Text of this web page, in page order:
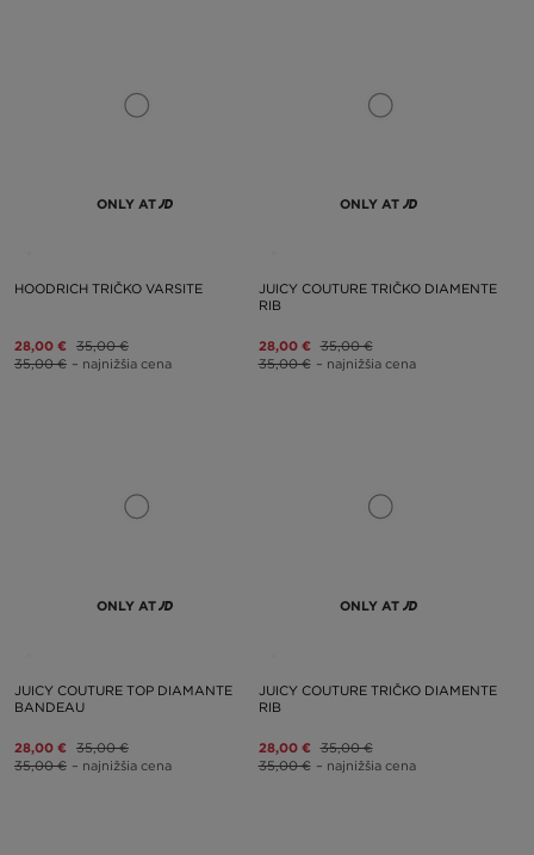
ONLY AT
HOODRICH TRIČKO VARSITE
28,00 € 35,00 €
35,00 € – najnižšia cena
ONLY AT
JUICY COUTURE TRIČKO DIAMENTE
RIB
28,00 € 35,00 €
35,00 € – najnižšia cena
ONLY AT
JUICY COUTURE TOP DIAMANTE
BANDEAU
28,00 € 35,00 €
35,00 € – najnižšia cena
ONLY AT
JUICY COUTURE TRIČKO DIAMENTE
RIB
28,00 € 35,00 €
35,00 € – najnižšia cena